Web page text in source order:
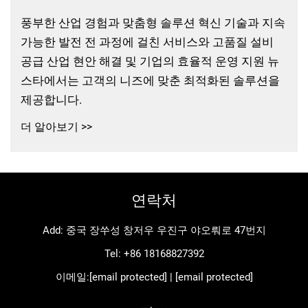
풍부한 산업 경험과 맞춤형 솔루션 혁신 기술과 지속
가능한 발전 전 과정에 걸친 서비스와 고품질 설비
공급 산업 현안 해결 및 기업의 효율적 운영 지원 뉴
스타에서는 고객의 니즈에 맞춘 최적화된 솔루션을
제공합니다.
더 알아보기 >>
연락처
Add: 중국 장쑤성 창저우 우진구 야오뤄로 47번지
Tel: +86 18168827392
이메일: [email protected] [email protected]